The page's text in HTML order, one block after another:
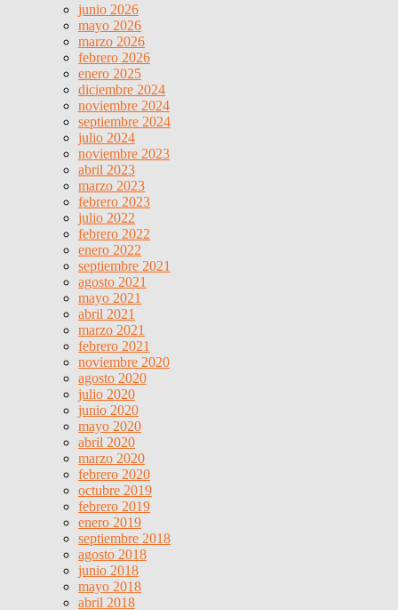
junio 2026
mayo 2026
marzo 2026
febrero 2026
enero 2025
diciembre 2024
noviembre 2024
septiembre 2024
julio 2024
noviembre 2023
abril 2023
marzo 2023
febrero 2023
julio 2022
febrero 2022
enero 2022
septiembre 2021
agosto 2021
mayo 2021
abril 2021
marzo 2021
febrero 2021
noviembre 2020
agosto 2020
julio 2020
junio 2020
mayo 2020
abril 2020
marzo 2020
febrero 2020
octubre 2019
febrero 2019
enero 2019
septiembre 2018
agosto 2018
junio 2018
mayo 2018
abril 2018